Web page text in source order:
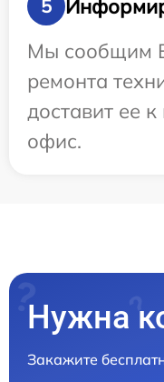
5
Мы сообщим
ремонта
доставит ее
офис.
Нужна
Закажите